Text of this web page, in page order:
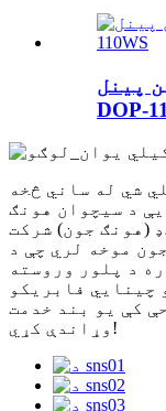
پینل
DOP-
شي له ساني څخه
په ۲۰۰۲ کال کې یې د سیچوان هونګ
(هونګ جون) شرکت
موخه لري چې د
د پلور وروسته
چینایي فابریکو
کې یو بند خدمت
وړاندې کړي!